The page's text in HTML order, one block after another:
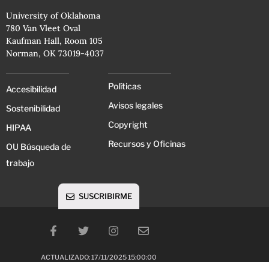
University of Oklahoma
780 Van Vleet Oval
Kaufman Hall, Room 105
Norman, OK 73019-4037
Accesibilidad
Sostenibilidad
HIPAA
OU Búsqueda de
trabajo
Políticas
Avisos legales
Copyright
Recursos y Oficinas
ACTUALIZADO: 17/11/2025 15:00:00
SUSCRIBIRME